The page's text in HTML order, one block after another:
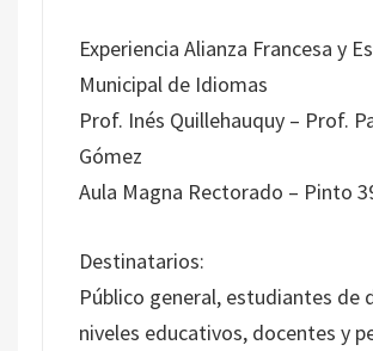
Experiencia Alianza Francesa y
Municipal de Idiomas
Prof. Inés Quillehauquy – Prof.
Gómez
Aula Magna Rectorado – Pinto
Destinatarios:
Público general, estudiantes de
niveles educativos, docentes y